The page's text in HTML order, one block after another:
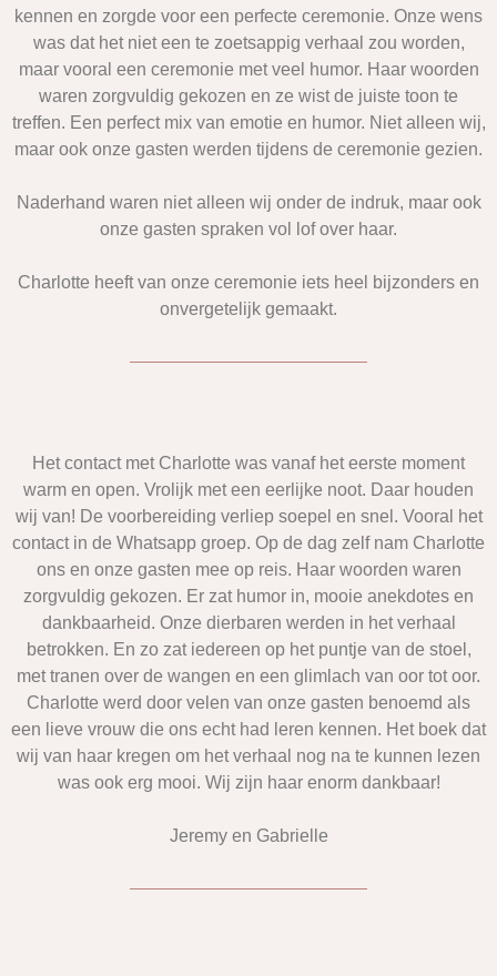
kennen en zorgde voor een perfecte ceremonie. Onze wens
was dat het niet een te zoetsappig verhaal zou worden,
maar vooral een ceremonie met veel humor. Haar woorden
waren zorgvuldig gekozen en ze wist de juiste toon te
treffen. Een perfect mix van emotie en humor. Niet alleen wij,
maar ook onze gasten werden tijdens de ceremonie gezien.
Naderhand waren niet alleen wij onder de indruk, maar ook
onze gasten spraken vol lof over haar.
Charlotte heeft van onze ceremonie iets heel bijzonders en
onvergetelijk gemaakt.
Het contact met Charlotte was vanaf het eerste moment
warm en open. Vrolijk met een eerlijke noot. Daar houden
wij van! De voorbereiding verliep soepel en snel. Vooral het
contact in de Whatsapp groep. Op de dag zelf nam Charlotte
ons en onze gasten mee op reis. Haar woorden waren
zorgvuldig gekozen. Er zat humor in, mooie anekdotes en
dankbaarheid. Onze dierbaren werden in het verhaal
betrokken. En zo zat iedereen op het puntje van de stoel,
met tranen over de wangen en een glimlach van oor tot oor.
Charlotte werd door velen van onze gasten benoemd als
een lieve vrouw die ons echt had leren kennen. Het boek dat
wij van haar kregen om het verhaal nog na te kunnen lezen
was ook erg mooi. Wij zijn haar enorm dankbaar!
Jeremy en Gabrielle